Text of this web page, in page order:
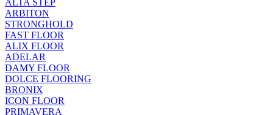
ALTA STEP
ARBITON
STRONGHOLD
FAST FLOOR
ALIX FLOOR
ADELAR
DAMY FLOOR
DOLCE FLOORING
BRONIX
ICON FLOOR
PRIMAVERA